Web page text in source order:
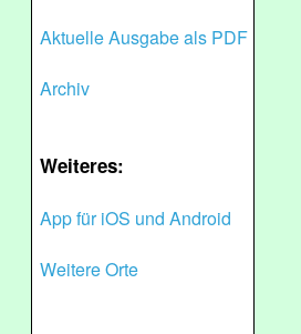
Aktuelle Ausgabe als PDF
Archiv
Weiteres:
App für iOS und Android
Weitere Orte